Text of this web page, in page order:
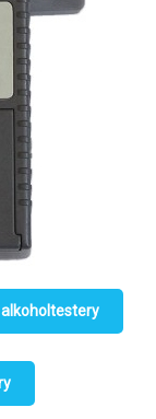
alkoholtestery